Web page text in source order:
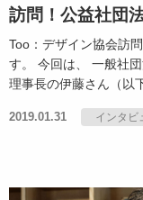
訪問！公益社団
Too：デザイン協会訪
す。 今回は、 一般社
理事長の伊藤さん（以
2019.01.31 インタビ